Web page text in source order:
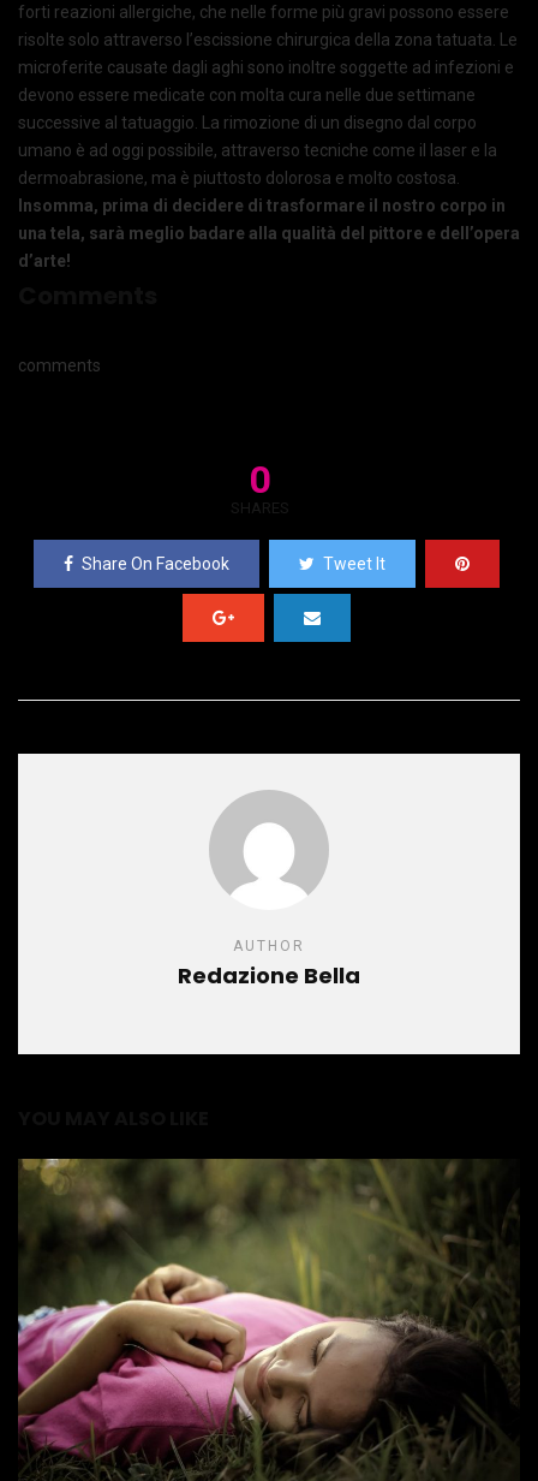
forti reazioni allergiche, che nelle forme più gravi possono essere
risolte solo attraverso l’escissione chirurgica della zona tatuata. Le
microferite causate dagli aghi sono inoltre soggette ad infezioni e
devono essere medicate con molta cura nelle due settimane
successive al tatuaggio. La rimozione di un disegno dal corpo
umano è ad oggi possibile, attraverso tecniche come il laser e la
dermoabrasione, ma è piuttosto dolorosa e molto costosa.
Insomma, prima di decidere di trasformare il nostro corpo in
una tela, sarà meglio badare alla qualità del pittore e dell’opera
d’arte!
comments
0
SHARES
Share On Facebook Tweet It
AUTHOR
Redazione Bella